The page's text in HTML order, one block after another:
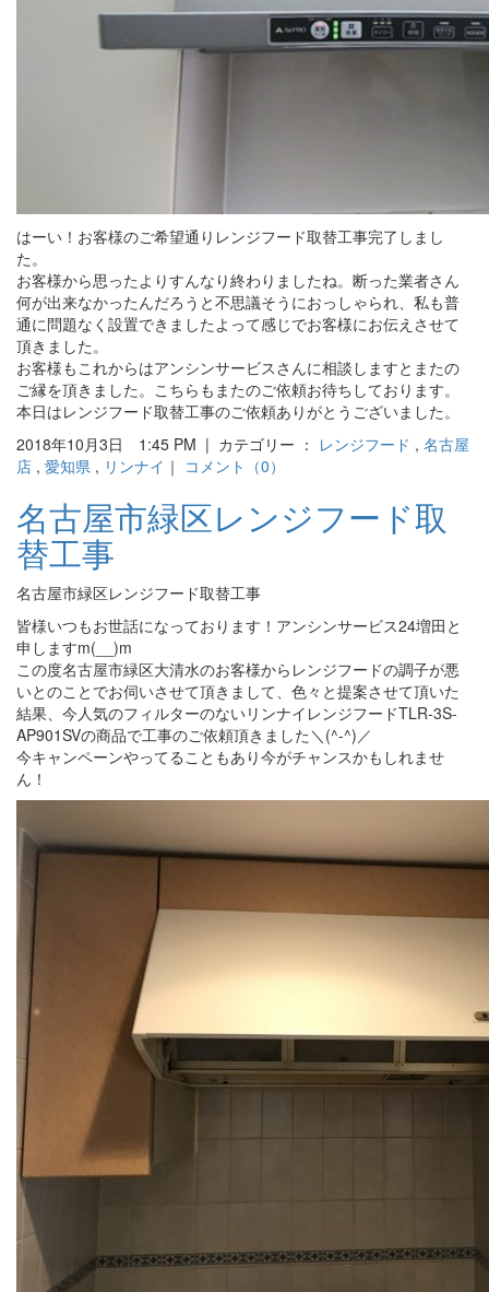
はーい！お客様のご希望通りレンジフード取替工事完了しまし
た。
お客様から思ったよりすんなり終わりましたね。断った業者さん
何が出来なかったんだろうと不思議そうにおっしゃられ、私も普
通に問題なく設置できましたよって感じでお客様にお伝えさせて
頂きました。
お客様もこれからはアンシンサービスさんに相談しますとまたの
ご縁を頂きました。こちらもまたのご依頼お待ちしております。
本日はレンジフード取替工事のご依頼ありがとうございました。
2018年10月3日 1:45 PM | カテゴリー ： レンジフード , 名古屋
店 , 愛知県 , リンナイ ｜ コメント（0）
名古屋市緑区レンジフード取
替工事
名古屋市緑区レンジフード取替工事
皆様いつもお世話になっております！アンシンサービス24増田と
申しますm(__)m
この度名古屋市緑区大清水のお客様からレンジフードの調子が悪
いとのことでお伺いさせて頂きまして、色々と提案させて頂いた
結果、今人気のフィルターのないリンナイレンジフードTLR-3S-
AP901SVの商品で工事のご依頼頂きました＼(^-^)／
今キャンペーンやってることもあり今がチャンスかもしれませ
ん！